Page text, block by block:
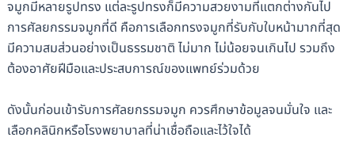
จมูกมีหลายรูปทรง แต่ละรูปทรงก็มีความสวยงามที่แตกต่างกันไป
การศัลยกรรมจมูกที่ดี คือการเลือกทรงจมูกที่รับกับใบหน้ามากที่สุด
มีความสมส่วนอย่างเป็นธรรมชาติ ไม่มาก ไม่น้อยจนเกินไป รวมถึง
ต้องอาศัยฝีมือและประสบการณ์ของแพทย์ร่วมด้วย
ดังนั้นก่อนเข้ารับการศัลยกรรมจมูก ควรศึกษาข้อมูลจนมั่นใจ และ
เลือกคลินิกหรือโรงพยาบาลที่น่าเชื่อถือและไว้ใจได้